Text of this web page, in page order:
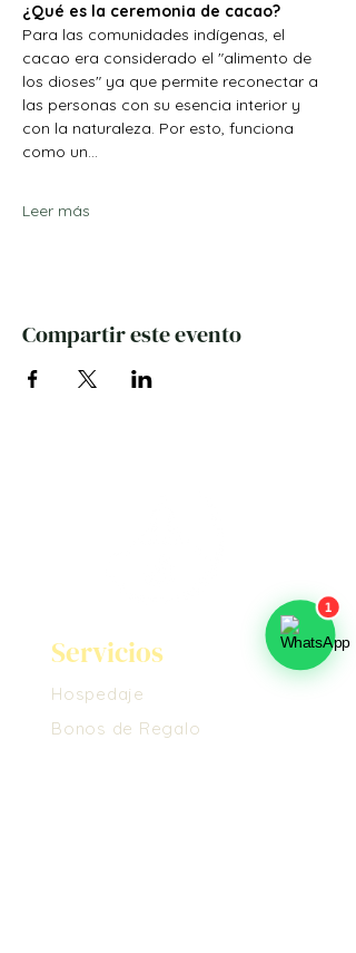
¿Qué es la ceremonia de cacao?
Para las comunidades indígenas, el
cacao era considerado el "alimento de
los dioses" ya que permite reconectar a
las personas con su esencia interior y
con la naturaleza. Por esto, funciona
como un…
Leer más
Compartir este evento
Servicios
Hospedaje
Bonos de Regalo